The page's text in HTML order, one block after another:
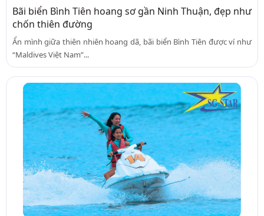
Bãi biển Bình Tiên hoang sơ gần Ninh Thuận, đẹp như
chốn thiên đường
Ẩn mình giữa thiên nhiên hoang dã, bãi biển Bình Tiên được ví như
“Maldives Việt Nam”...